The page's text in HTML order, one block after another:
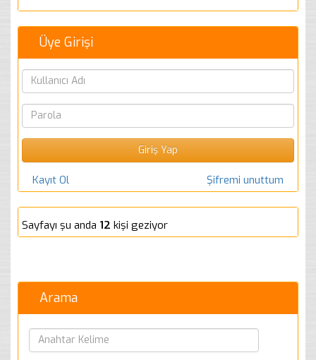
Üye Girişi
Kayıt Ol Şifremi unuttum
Sayfayı şu anda 12 kişi geziyor
Arama